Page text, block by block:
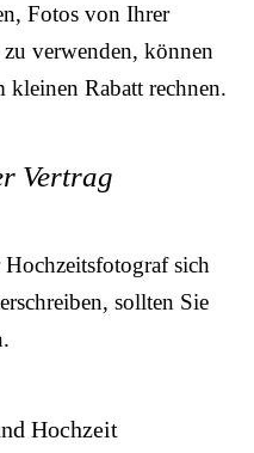
Fotos von Ihrer
verwenden, können
kleinen Rabatt rechnen.
Vertrag
Hochzeitsfotograf sich
sollten Sie